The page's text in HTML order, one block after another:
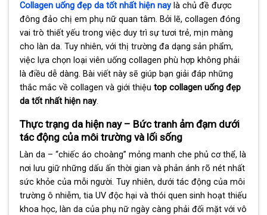
Collagen uống đẹp da tốt nhất hiện naylà chủ đề được
đông đảo chị em phụ nữ quan tâm. Bởi lẽ, collagen đóng
vai trò thiết yếu trong việc duy trì sự tươi trẻ, mịn màng
cho làn da. Tuy nhiên, với thị trường đa dạng sản phẩm,
việc lựa chọn loại viên uống collagen phù hợp không phải
là điều dễ dàng. Bài viết này sẽ giúp bạn giải đáp những
thắc mắc về collagen và giới thiệu top collagen uống đẹp
da tốt nhất hiện nay.
Thực trạng da hiện nay – Bức tranh ảm đạm dưới
tác động của môi trường và lối sống
Làn da – “chiếc áo choàng” mỏng manh che phủ cơ thể, là
nơi lưu giữ những dấu ấn thời gian và phản ánh rõ nét nhất
sức khỏe của mỗi người. Tuy nhiên, dưới tác động của môi
trường ô nhiễm, tia UV độc hại và thói quen sinh hoạt thiếu
khoa học, làn da của phụ nữ ngày càng phải đối mặt với vô